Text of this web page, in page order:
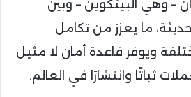
– وهي البيتكوين – وبين
ما يعزز من تكامل
ويوفر قاعدة أمان لا مثيل
ثباتًا وانتشارًا في العالم.